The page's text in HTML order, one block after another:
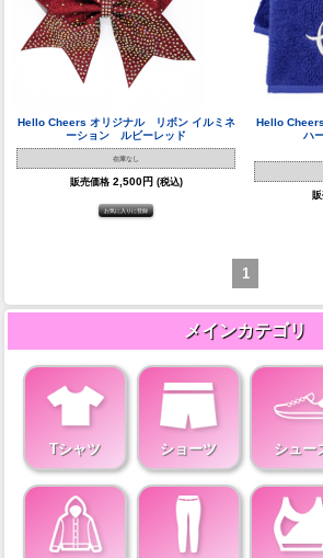
Hello Cheers オリジナル リボン イルミネ
ーション ルビーレッド
在庫なし
販売価格 2,500円 (税込)
Hello
ハ
1
メインカテゴリ
Tシャツ ショーツ シュー